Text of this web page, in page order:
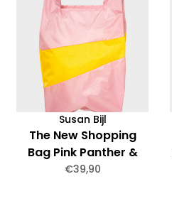
Susan Bijl
The New Shopping
Bag Pink Panther &
Sunflower Large
€39,90